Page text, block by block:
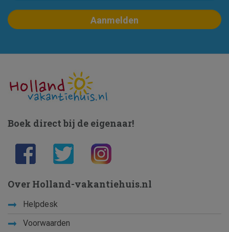
Boek direct bij de eigenaar!
Over Holland-vakantiehuis.nl
Helpdesk
Voorwaarden